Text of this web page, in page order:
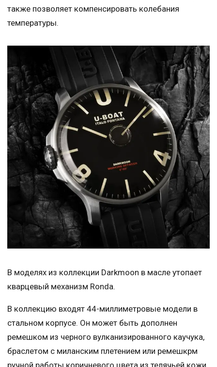
также позволяет компенсировать колебания
температуры.
В моделях из коллекции Darkmoon в масле утопает
кварцевый механизм Ronda.
В коллекцию входят 44-миллиметровые модели в
стальном корпусе. Он может быть дополнен
ремешком из черного вулканизированного каучука,
браслетом с миланским плетением или ремешкрм
ручной работы коричневого цвета из телячьей кожи,